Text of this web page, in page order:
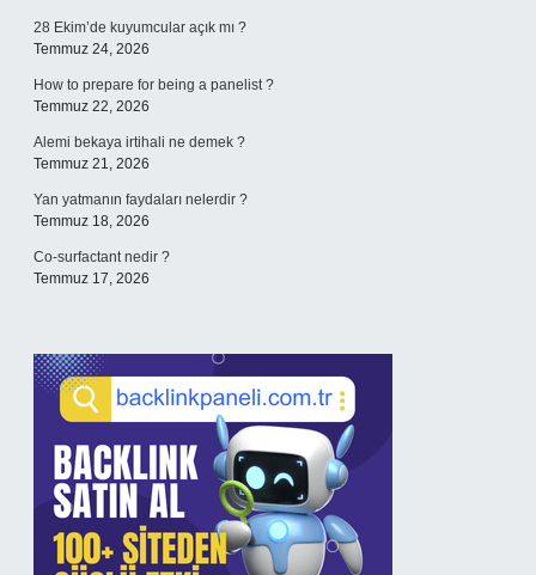
28 Ekim’de kuyumcular açık mı ?
Temmuz 24, 2026
How to prepare for being a panelist ?
Temmuz 22, 2026
Alemi bekaya irtihali ne demek ?
Temmuz 21, 2026
Yan yatmanın faydaları nelerdir ?
Temmuz 18, 2026
Co-surfactant nedir ?
Temmuz 17, 2026